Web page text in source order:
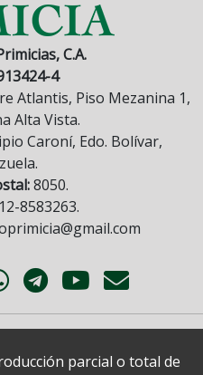
C.A.
4
Atlantis, Piso Mezanina 1,
Alta Vista.
Caroní, Edo. Bolívar,
8050.
8583263.
parcial o total de